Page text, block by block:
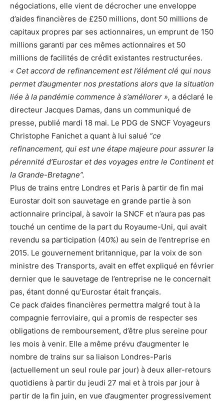
négociations, elle vient de décrocher une enveloppe
d’aides financières de £250 millions, dont 50 millions de
capitaux propres par ses actionnaires, un emprunt de 150
millions garanti par ces mêmes actionnaires et 50
millions de facilités de crédit existantes restructurées.
« Cet accord de refinancement est l’élément clé qui nous
permet d’augmenter nos prestations alors que la situation
liée à la pandémie commence à s’améliorer », a déclaré le
directeur Jacques Damas, dans un communiqué de
presse, publié mardi 18 mai. Le PDG de SNCF Voyageurs
Christophe Fanichet a quant à lui salué “ce
refinancement, qui est une étape majeure pour assurer la
pérennité d’Eurostar et des voyages entre le Continent et
la Grande-Bretagne”.
Plus de trains entre Londres et Paris à partir de fin mai
Eurostar doit son sauvetage en grande partie à son
actionnaire principal, à savoir la SNCF et n’aura pas pas
touché un centime de la part du Royaume-Uni, qui avait
revendu sa participation (40%) au sein de l’entreprise en
2015. Le gouvernement britannique, par la voix de son
ministre des Transports, avait en effet expliqué en février
dernier que le sauvetage de l’entreprise ne le concernait
pas, étant donné qu’Eurostar était français.
Ce pack d’aides financières permettra malgré tout à la
compagnie ferroviaire, qui a promis de respecter ses
obligations de remboursement, d’être plus sereine pour
les mois à venir. Elle a même prévu d’augmenter le
nombre de trains sur sa liaison Londres-Paris
(actuellement un seul roule par jour) à deux aller-retours
quotidiens à partir du jeudi 27 mai et à trois par jour à
partir de la fin juin, en vue d’augmenter progressivement